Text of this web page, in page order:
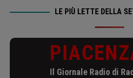
LE PIÙ LETTE DELLA
Il Giornale Radio di